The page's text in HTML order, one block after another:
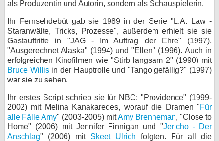
als Produzentin und Autorin, sondern als Schauspielerin.
Ihr Fernsehdebüt gab sie 1989 in der Serie "L.A. Law -
Staranwälte, Tricks, Prozesse", außerdem erhielt sie sie
Gastauftritte in "JAG - Im Auftrag der Ehre" (1997),
"Ausgerechnet Alaska" (1994) und "Ellen" (1996). Auch in
erfolgreichen Kinofilmen wie "Stirb langsam 2" (1990) mit
Bruce Willisin der Hauptrolle und "Tango gefällig?" (1997)
war sie zu sehen.
Ihr erstes Script schrieb sie für NBC: "Providence" (1999-
2002) mit Melina Kanakaredes, worauf die Dramen "Für
alle Fälle Amy" (2003-2005) mitAmy Brenneman, "Close to
Home" (2006) mit Jennifer Finnigan und "Jericho - Der
Anschlag" (2006) mit Skeet Ulrich folgten. Für all die
Forum
bei X
Kontakt
Nutzungsbedingungen